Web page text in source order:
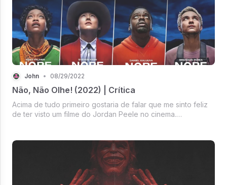
John • 08/29/2022
Não, Não Olhe! (2022) | Crítica
Acima de tudo primeiro gostaria de falar que me sinto feliz
de ter visto um filme do Jordan Peele no cinema.
excelente diretor + roteirista...